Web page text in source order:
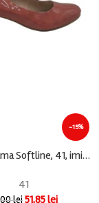
-15%
Pantofi dama Softline, 41, imitatie de piele, roz
41
lei51,85lei